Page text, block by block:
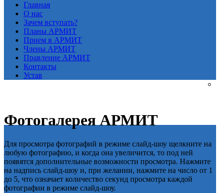
Главная
О нас
Зачем вступать?
Планы АРМИТ
Прием в АРМИТ
Члены АРМИТ
Правление АРМИТ
Контакты
Устав
Фотогалерея АРМИТ
Для просмотра фотографий в режиме слайд-шоу щелкните на
любую фотографию, и когда она увеличится, то под ней
появятся дополнительные возможности просмотра. Нажмите
на надпись слайд-шоу и, при желании, нажмите на число от 1
до 5, что означает количество секунд просмотра каждой
фотографии в режиме слайд-шоу.